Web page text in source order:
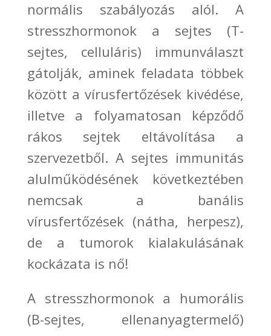
normális szabályozás alól. A
stresszhormonok a sejtes (T-
sejtes, celluláris) immunválaszt
gátolják, aminek feladata többek
között a vírusfertőzések kivédése,
illetve a folyamatosan képződő
rákos sejtek eltávolítása a
szervezetből. A sejtes immunitás
alulműködésének következtében
nemcsak a banális
vírusfertőzések (nátha, herpesz),
de a tumorok kialakulásának
kockázata is nő!
A stresszhormonok a humorális
(B-sejtes, ellenanyagtermelő)